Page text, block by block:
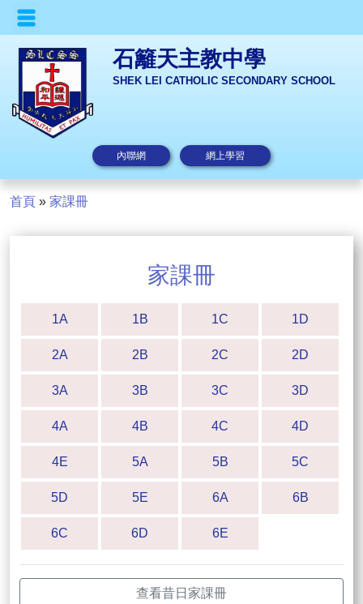
石籬天主教中學
SHEK LEI CATHOLIC SECONDARY SCHOOL
內聯網 網上學習
首頁 » 家課冊
家課冊
1A 1B 1C 1D
2A 2B 2C 2D
3A 3B 3C 3D
4A 4B 4C 4D
4E 5A 5B 5C
5D 5E 6A 6B
6C 6D 6E
查看昔日家課冊